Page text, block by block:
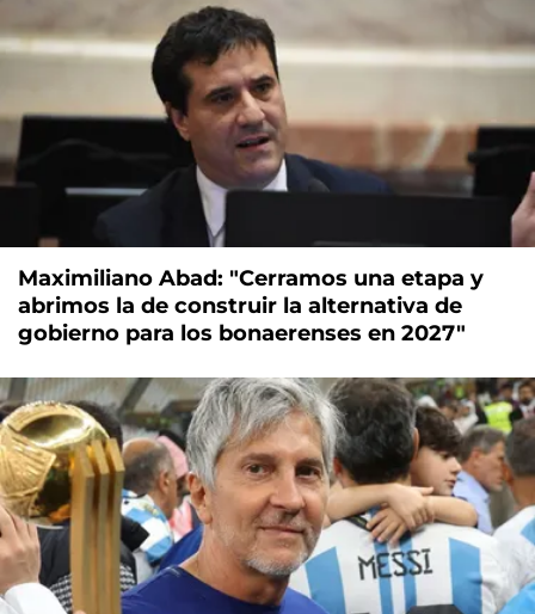
Maximiliano Abad: "Cerramos una etapa y
abrimos la de construir la alternativa de
gobierno para los bonaerenses en 2027"